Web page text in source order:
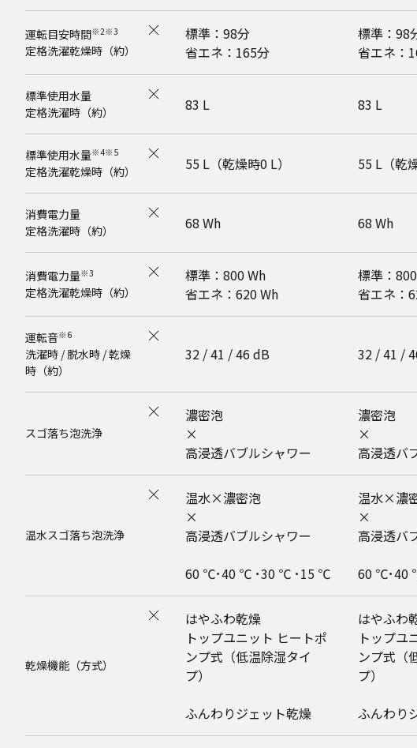
運転目安時間※2※3
定格洗濯乾燥時（約）
標準：98分
省エネ：165分
標準：98
省エネ：
標準使用水量
定格洗濯時（約）
83 L 83 L
標準使用水量※4※5
定格洗濯乾燥時（約） 55 L（乾燥時0 L） 55 L（乾
消費電力量
定格洗濯時（約）
68 Wh 68 Wh
消費電力量※3
定格洗濯乾燥時（約）
標準：800 Wh
省エネ：620 Wh
標準：
省エネ：
運転音※6
洗濯時 / 脱水時 / 乾燥
時（約）
32 / 41 / 46 dB 32 / 41 /
スゴ落ち泡洗浄
濃密泡
×
高浸透バブルシャワー
濃密泡
×
高浸透バ
温水スゴ落ち泡洗浄
温水×濃密泡
×
高浸透バブルシャワー
60 ℃･40 ℃ ･30 ℃ ･15 ℃
温水×濃
×
高浸透バ
60 ℃･40
乾燥機能（方式）
はやふわ乾燥
トップユニット ヒートポ
ンプ式（低温除湿タイ
プ）
ふんわりジェット乾燥
はやふわ
トップユ
ンプ式（
プ）
ふんわり